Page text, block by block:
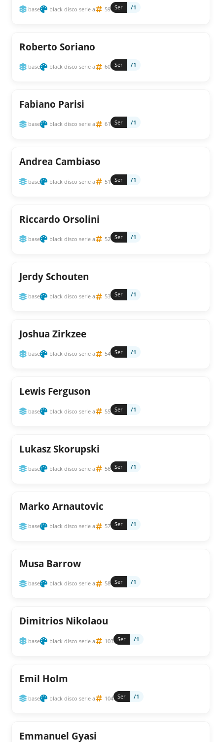
base black disco serie a 59 Ser /1
Roberto Soriano
base black disco serie a 60 Ser /1
Fabiano Parisi
base black disco serie a 61 Ser /1
Andrea Cambiaso
base black disco serie a 51 Ser /1
Riccardo Orsolini
base black disco serie a 52 Ser /1
Jerdy Schouten
base black disco serie a 53 Ser /1
Joshua Zirkzee
base black disco serie a 54 Ser /1
Lewis Ferguson
base black disco serie a 55 Ser /1
Lukasz Skorupski
base black disco serie a 56 Ser /1
Marko Arnautovic
base black disco serie a 57 Ser /1
Musa Barrow
base black disco serie a 58 Ser /1
Dimitrios Nikolaou
base black disco serie a 103 Ser /1
Emil Holm
base black disco serie a 104 Ser /1
Emmanuel Gyasi